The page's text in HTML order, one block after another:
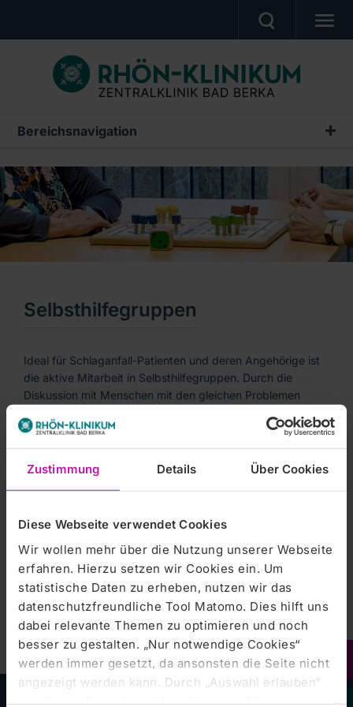
Zustimmung Details Über Cookies
Diese Webseite verwendet Cookies
Wir wollen mehr über die Nutzung unserer Webseite
erfahren. Hierzu setzen wir Cookies ein. Um
statistische Daten zu erheben, nutzen wir das
datenschutzfreundliche Tool Matomo. Dies hilft uns
dabei relevante Themen zu optimieren und noch
besser zu gestalten. „Nur notwendige Cookies“
werden immer gesetzt, da ansonsten die Seite nicht
angezeigt werden kann. Durch „Auswahl erlauben“
bestätigen Sie entsprechend ausgewählte
UNSERE KLINIK
PATIENTEN & ANGEHÖRIGE
PRESSE, VERANSTALTUNGEN, FILME
Ein Unternehmen der RHÖN-KLINIKUM AG
Bereichsnavigation
Informationen für Patienten
Stationen und Pflege
Notfallversorgung
Selbsthilfegruppen
Medizinische Informationen
Selbsthilfegruppen
Ideal für Schlaganfall-Patienten und deren Angehörige ist
die aktive Mitarbeit in Selbsthilfegruppen. Durch die
Diskussion mit Menschen mit den gleichen Problemen
bekommen Patienten in der Gruppe Tipps und Anregungen
für die bessere Bewältigung des Alltags. Betroffene
machen sich in diesen Gruppen gegenseitig Mut und
Viele Schlaganfall-Selbsthilfegruppen arbeiten mit der
Stiftung Deutsche Schlaganfall-Hilfe zusammen. Dort gibt
es auch eine Adressliste der Selbsthilfegruppen. [Mehr
erfahren ... ]